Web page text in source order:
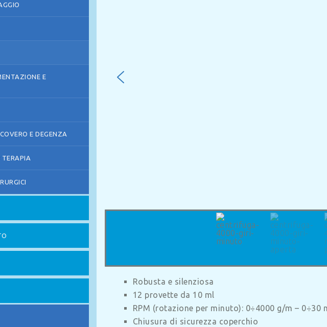
E
E DEGENZA
TERAPIA
Robusta e silenziosa
12 provette da 10 ml
RPM (rotazione per minuto): 0÷4000 g/m – 0÷30
Chiusura di sicurezza coperchio